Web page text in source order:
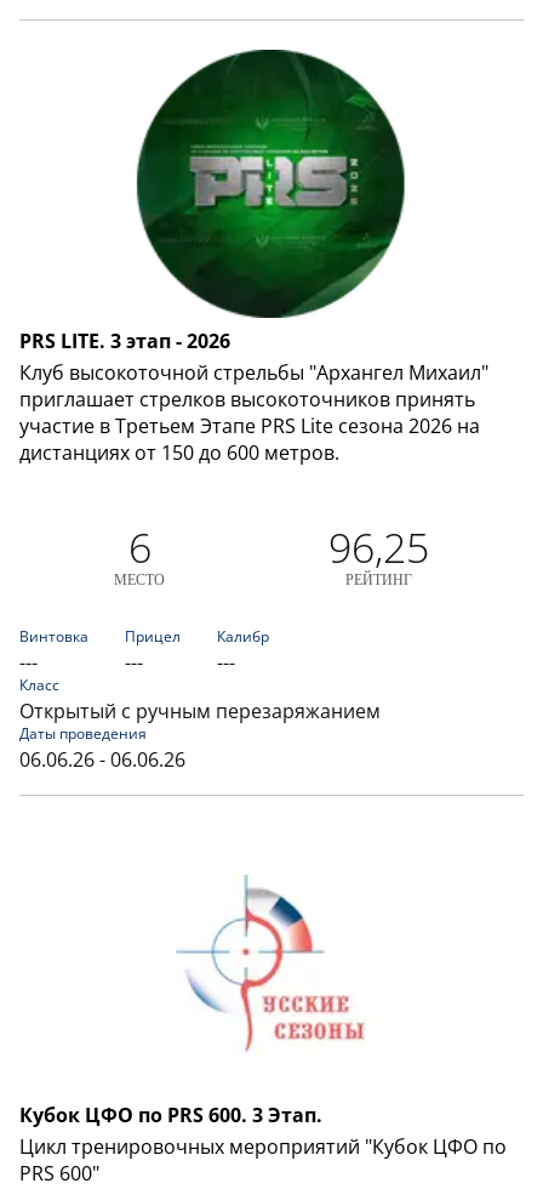
PRS LITE. 3 этап - 2026
Клуб высокоточной стрельбы "Архангел Михаил"
приглашает стрелков высокоточников принять
участие в Третьем Этапе PRS Lite сезона 2026 на
дистанциях от 150 до 600 метров.
6
МЕСТО
96,25
РЕЙТИНГ
Винтовка
---
Прицел
---
Калибр
---
Класс
Открытый с ручным перезаряжанием
Даты проведения
06.06.26 - 06.06.26
Кубок ЦФО по PRS 600. 3 Этап.
Цикл тренировочных мероприятий "Кубок ЦФО по
PRS 600"